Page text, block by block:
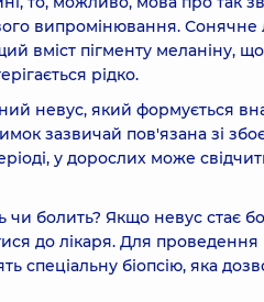
випромінювання. Сонячне
вміст пігменту меланіну,
рідко.
невус, який формується
зазвичай пов'язана зі
у дорослих може
болить? Якщо невус стає
до лікаря. Для проведення
біопсію, яка